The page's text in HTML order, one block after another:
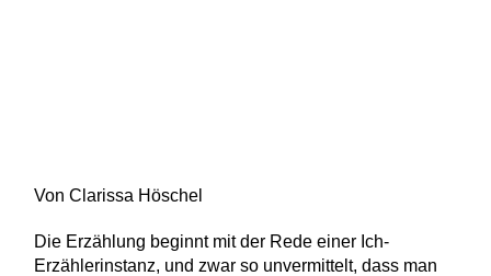
Von Clarissa Höschel
Die Erzählung beginnt mit der Rede einer Ich-
Erzählerinstanz, und zwar so unvermittelt, dass man